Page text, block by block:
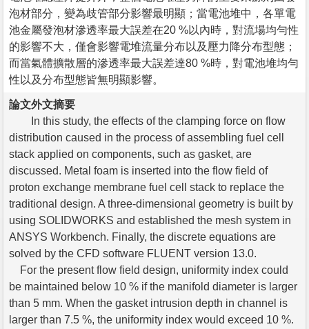
泡材部分，變為歧管部分影響最明顯；當電池堆中，各單電
池金屬發泡材滲透率最大誤差在20 %以內時，對流場均勻性
的影響不大，僅會影響電堆流量分布以及壓力降分布型態；
而當氣體擴散層的滲透率最大誤差達80 %時，對電池堆均勻
性以及分布型態皆無明顯影響。
論文外文摘要
In this study, the effects of the clamping force on flow
distribution caused in the process of assembling fuel cell
stack applied on components, such as gasket, are
discussed. Metal foam is inserted into the flow field of
proton exchange membrane fuel cell stack to replace the
traditional design. A three-dimensional geometry is built by
using SOLIDWORKS and established the mesh system in
ANSYS Workbench. Finally, the discrete equations are
solved by the CFD software FLUENT version 13.0.
For the present flow field design, uniformity index could
be maintained below 10 % if the manifold diameter is larger
than 5 mm. When the gasket intrusion depth in channel is
larger than 7.5 %, the uniformity index would exceed 10 %.